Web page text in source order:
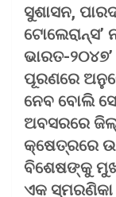
ସୁଶାସନ,
ଟୋଲେରାନ୍ସ’
ଭାରତ-
ପୂରଣରେ
ନେବ ବୋଲି
ଅବସରରେ
କ୍ଷେତ୍ରରେ
ବିଶେଷଙ୍କୁ
ଏକ ସ୍ମରଣିକା